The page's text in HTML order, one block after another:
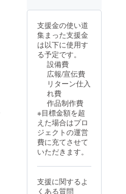
のイ
メージ
をのせ
て土鈴
をつく
りま
す。 ど
のよう
な姿に
なるか
はお楽
しみで
す。 乾
かして
野焼き
をし、
完成し
を送ら
品代、
用 ※交
通費別
途請求
作品の
サイズ
は作家
と要相
写真と
同じも
のは作
れませ
ん。完
全新作
となり
どのよ
支援金の使い道
集まった支援金
は以下に使用す
る予定です。
設備費
広報/宣伝費
リターン仕入
れ費
作品制作費
※目標金額を超
えた場合はプロ
ジェクトの運営
費に充てさせて
いただきます。
支援に関するよ
くある質問